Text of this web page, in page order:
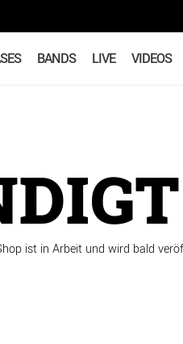
BANDS LIVE VIDEOS
ist in Arbeit und wird bald